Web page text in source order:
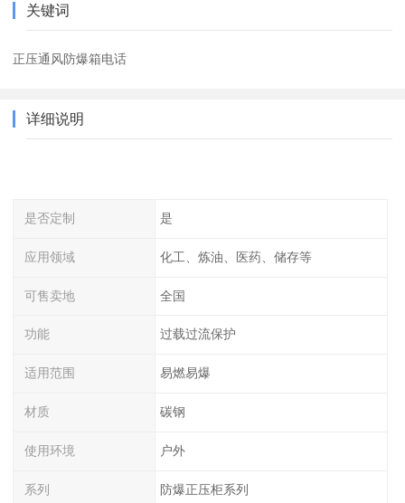
关键词
正压通风防爆箱电话
详细说明
是否定制 是
应用领域 化工、炼油、医药、储存等
可售卖地 全国
功能 过载过流保护
适用范围 易燃易爆
材质 碳钢
使用环境 户外
系列 防爆正压柜系列